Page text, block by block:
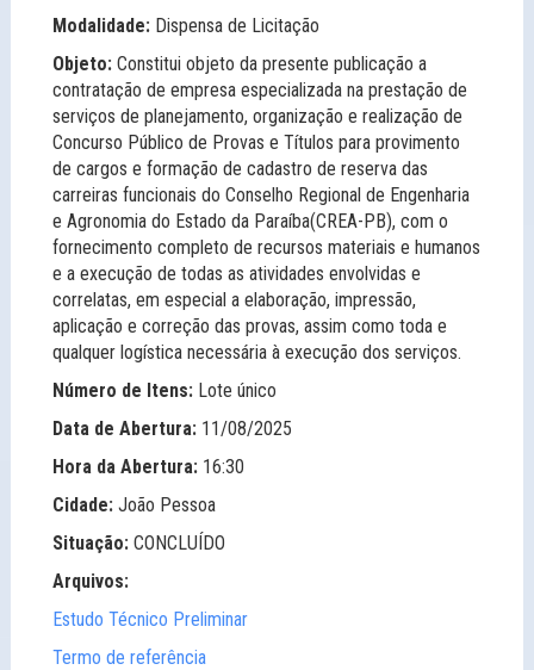
Modalidade: Dispensa de Licitação
Objeto: Constitui objeto da presente publicação a
contratação de empresa especializada na prestação de
serviços de planejamento, organização e realização de
Concurso Público de Provas e Títulos para provimento
de cargos e formação de cadastro de reserva das
carreiras funcionais do Conselho Regional de Engenharia
e Agronomia do Estado da Paraíba(CREA-PB), com o
fornecimento completo de recursos materiais e humanos
e a execução de todas as atividades envolvidas e
correlatas, em especial a elaboração, impressão,
aplicação e correção das provas, assim como toda e
qualquer logística necessária à execução dos serviços.
Número de Itens: Lote único
Data de Abertura: 11/08/2025
Hora da Abertura: 16:30
Cidade: João Pessoa
Situação: CONCLUÍDO
Arquivos:
Estudo Técnico Preliminar
Termo de referência